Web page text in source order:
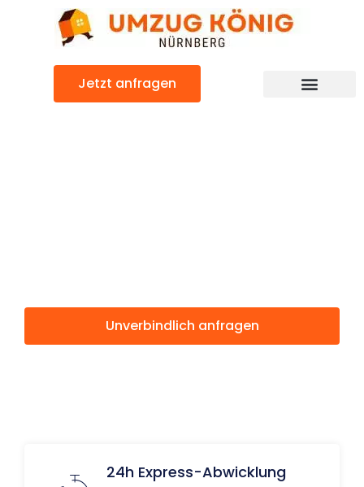
Jetzt anfragen
Unverbindlich anfragen
24h Express-Abwicklung